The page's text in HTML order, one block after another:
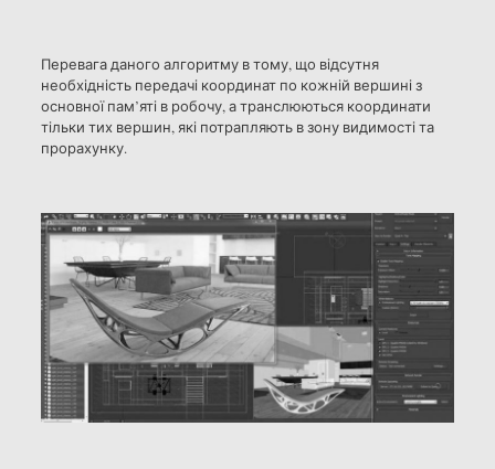
Перевага даного алгоритму в тому, що відсутня
необхідність передачі координат по кожній вершині з
основної пам’яті в робочу, а транслюються координати
тільки тих вершин, які потрапляють в зону видимості та
прорахунку.